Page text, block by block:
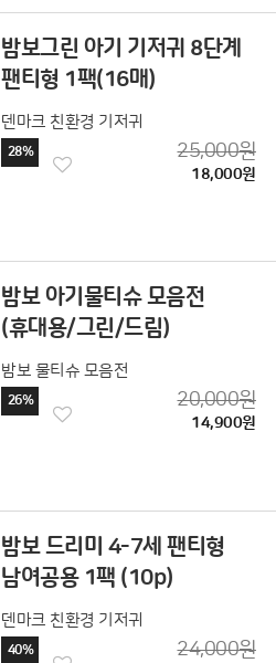
밤보그린 아기 기저귀 8단계
팬티형 1팩(16매)
덴마크 친환경 기저귀
28% 25,000원
18,000원
밤보 아기물티슈 모음전
(휴대용/그린/드림)
밤보 물티슈 모음전
26% 20,000원
14,900원
밤보 드리미 4-7세 팬티형
남여공용 1팩 (10p)
덴마크 친환경 기저귀
40% 24,000원